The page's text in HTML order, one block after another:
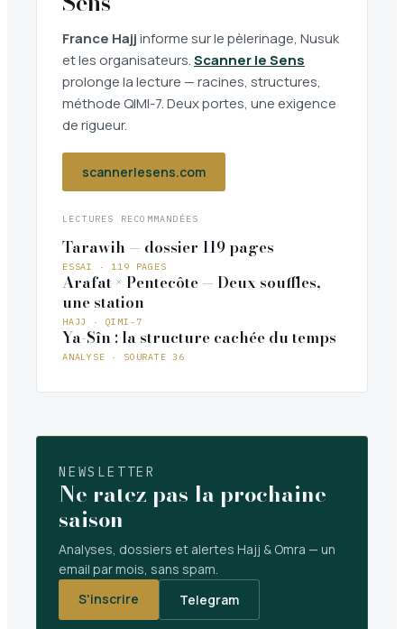
France Hajjinforme sur le pèlerinage, Nusuk
et les organisateurs.Scanner le Sens
prolonge la lecture — racines, structures,
méthode QIMI-7. Deux portes, une exigence
de rigueur.
scannerlesens.com
LECTURES RECOMMANDÉES
Tarawih — dossier 119 pages
ESSAI · 119 PAGES
Arafat × Pentecôte — Deux souffles,
une station
HAJJ · QIMI-7
Ya-Sîn : la structure cachée du temps
ANALYSE · SOURATE 36
NEWSLETTER
Ne ratez pas la prochaine
saison
Analyses, dossiers et alertes Hajj & Omra — un
email par mois, sans spam.
S'inscrire
Telegram